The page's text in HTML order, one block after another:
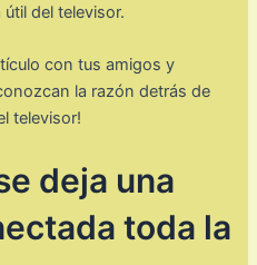
del televisor.
con tus amigos y
la razón detrás de
televisor!
deja una
toda la